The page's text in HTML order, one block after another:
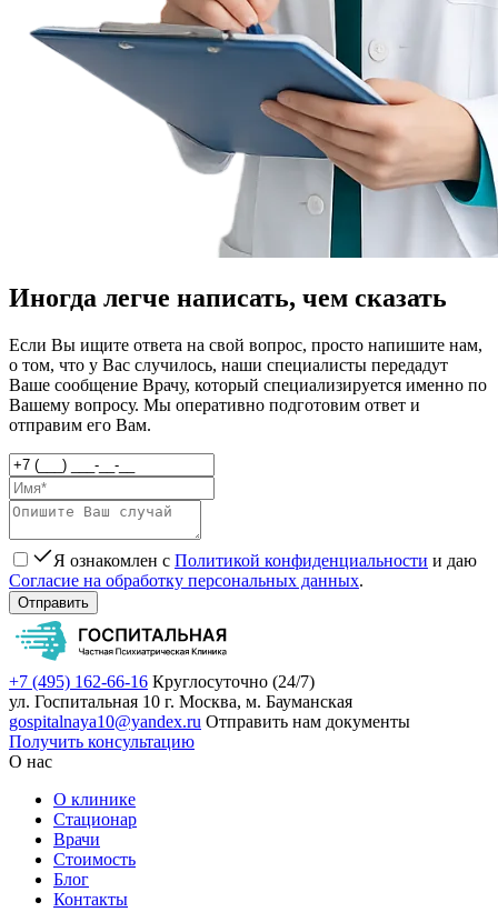
Иногда легче написать, чем сказать
Если Вы ищите ответа на свой вопрос, просто напишите нам,
о том, что у Вас случилось, наши специалисты передадут
Ваше сообщение Врачу, который специализируется именно по
Вашему вопросу. Мы оперативно подготовим ответ и
отправим его Вам.
Я ознакомлен с Политикой конфиденциальности и даю
Согласие на обработку персональных данных.
Отправить
+7 (495) 162-66-16 Круглосуточно (24/7)
ул. Госпитальная 10 г. Москва, м. Бауманская
gospitalnaya10@yandex.ru Отправить нам документы
Получить консультацию
О нас
О клинике
Стационар
Врачи
Стоимость
Блог
Контакты